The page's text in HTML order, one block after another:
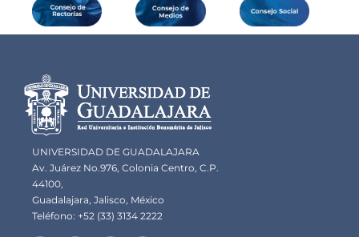
Información del
portal
UNIVERSIDAD DE GUADALAJARA
Av. Juárez No.976, Colonia Centro, C.P.
44100,
Guadalajara, Jalisco, México
Teléfono: +52 (33) 3134 2222